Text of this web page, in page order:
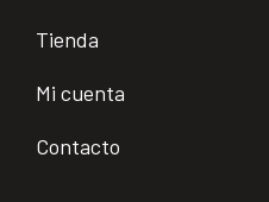
Tienda
Mi cuenta
Contacto